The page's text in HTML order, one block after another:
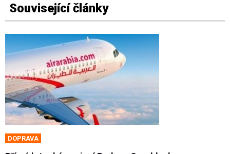
Související články
DOPRAVA